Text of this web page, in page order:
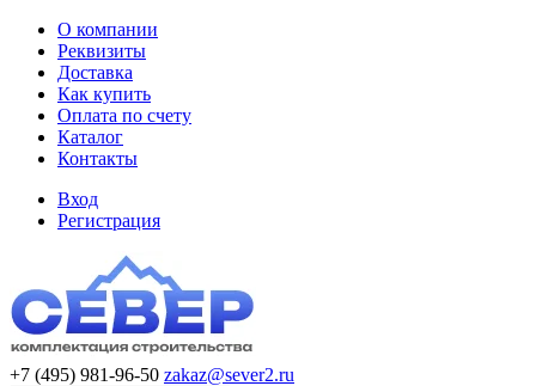
О компании
Реквизиты
Доставка
Как купить
Оплата по счету
Каталог
Контакты
Вход
Регистрация
+7 (495) 981-96-50 zakaz@sever2.ru